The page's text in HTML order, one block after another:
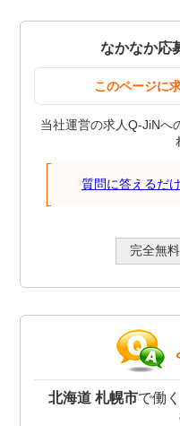
なかなか応
このページに
当社運営の求人Q-JiNへ
質問に答えるだ
完全無料
北海道 札幌市で働